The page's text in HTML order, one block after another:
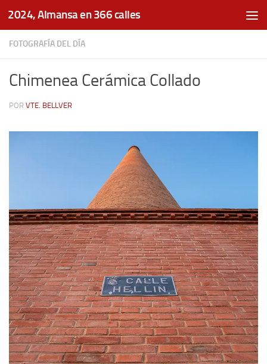
Saltar al contenido
2024, Almansa en 366 calles
FOTOGRAFÍA DEL DÍA
Chimenea Cerámica Collado
POR VTE. BELLVER